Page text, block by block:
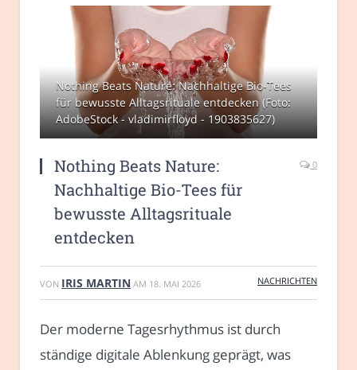
Nothing Beats Nature: Nachhaltige Bio-Tees
für bewusste Alltagsrituale entdecken (Foto:
AdobeStock - vladimirfloyd - 1903835627)
Nothing Beats Nature:
Nachhaltige Bio-Tees für
bewusste Alltagsrituale
entdecken
0
VON IRIS MARTIN AM 18. MAI 2026 NACHRICHTEN
Der moderne Tagesrhythmus ist durch
ständige digitale Ablenkung geprägt, was